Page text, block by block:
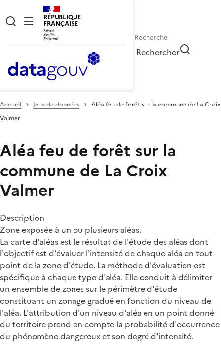
RÉPUBLIQUE
FRANÇAISE
Rechercher
Accueil Jeux de données
Aléa feu de forêt sur la commune de La Croix
Valmer
Aléa feu de forêt sur la
commune de La Croix
Valmer
Description
Zone exposée à un ou plusieurs aléas.
La carte d'aléas est le résultat de l'étude des aléas dont
l'objectif est d'évaluer l'intensité de chaque aléa en tout
point de la zone d'étude. La méthode d'évaluation est
spécifique à chaque type d'aléa. Elle conduit à délimiter
un ensemble de zones sur le périmètre d'étude
constituant un zonage gradué en fonction du niveau de
l'aléa. L'attribution d'un niveau d'aléa en un point donné
du territoire prend en compte la probabilité d'occurrence
du phénomène dangereux et son degré d'intensité.